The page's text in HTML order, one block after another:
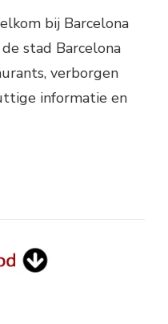
bij Barcelona
stad Barcelona
verborgen
informatie en